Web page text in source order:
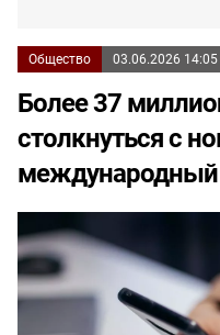
Общество 03.06.2026 14:05
Более 37
столкнуться с